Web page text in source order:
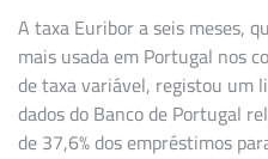
A taxa Euribor a seis meses,
mais usada em Portugal nos
de taxa variável, registou um
dados do Banco de Portugal
de 37,6% dos empréstimos